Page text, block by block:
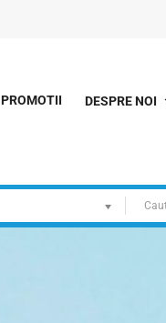
PROMOTII DESPRE NOI